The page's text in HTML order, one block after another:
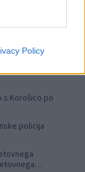
Policy
Mute
s Korošico po
policija